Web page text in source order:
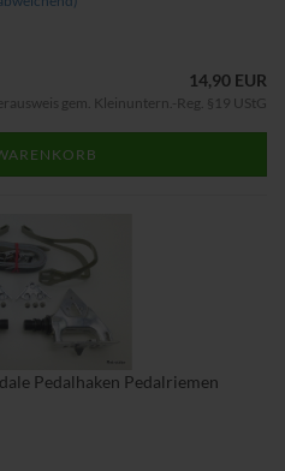
14,90 EUR
gem. Kleinuntern.-Reg. §19 UStG
Pedalhaken Pedalriemen